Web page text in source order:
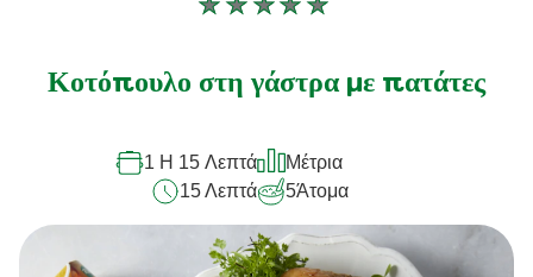
Δεν
αξιολογήσεις
αυτό
το
recipe
Κοτόπουλο στη γάστρα με πατάτες
1 H 15 Λεπτά
Μέτρια
15 Λεπτά
5Άτομα